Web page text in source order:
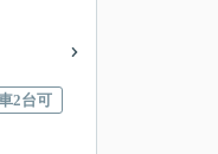
2台可